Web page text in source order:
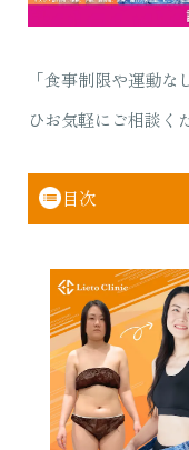
「食事制限や運動
ひお気軽にご相談く
目次